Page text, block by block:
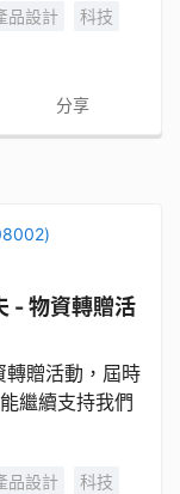
品設計
科技
分享
- 物資轉贈活
贈活動，屆時
繼續支持我們
品設計
科技